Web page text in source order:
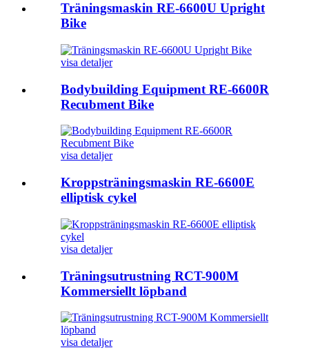
Träningsmaskin RE-6600U Upright
Bike
visa detaljer
Bodybuilding Equipment RE-6600R
Recubment Bike
visa detaljer
Kroppsträningsmaskin RE-6600E
elliptisk cykel
visa detaljer
Träningsutrustning RCT-900M
Kommersiellt löpband
visa detaljer